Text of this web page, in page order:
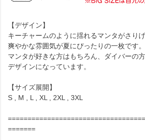
【デザイン】
キーチャームのように揺れるマンタがさり
爽やかな雰囲気が夏にぴったりの一枚です。
マンタが好きな方はもちろん、ダイバーの
デザインになっています。
【サイズ展開】
S , M , L , XL , 2XL , 3XL
=======